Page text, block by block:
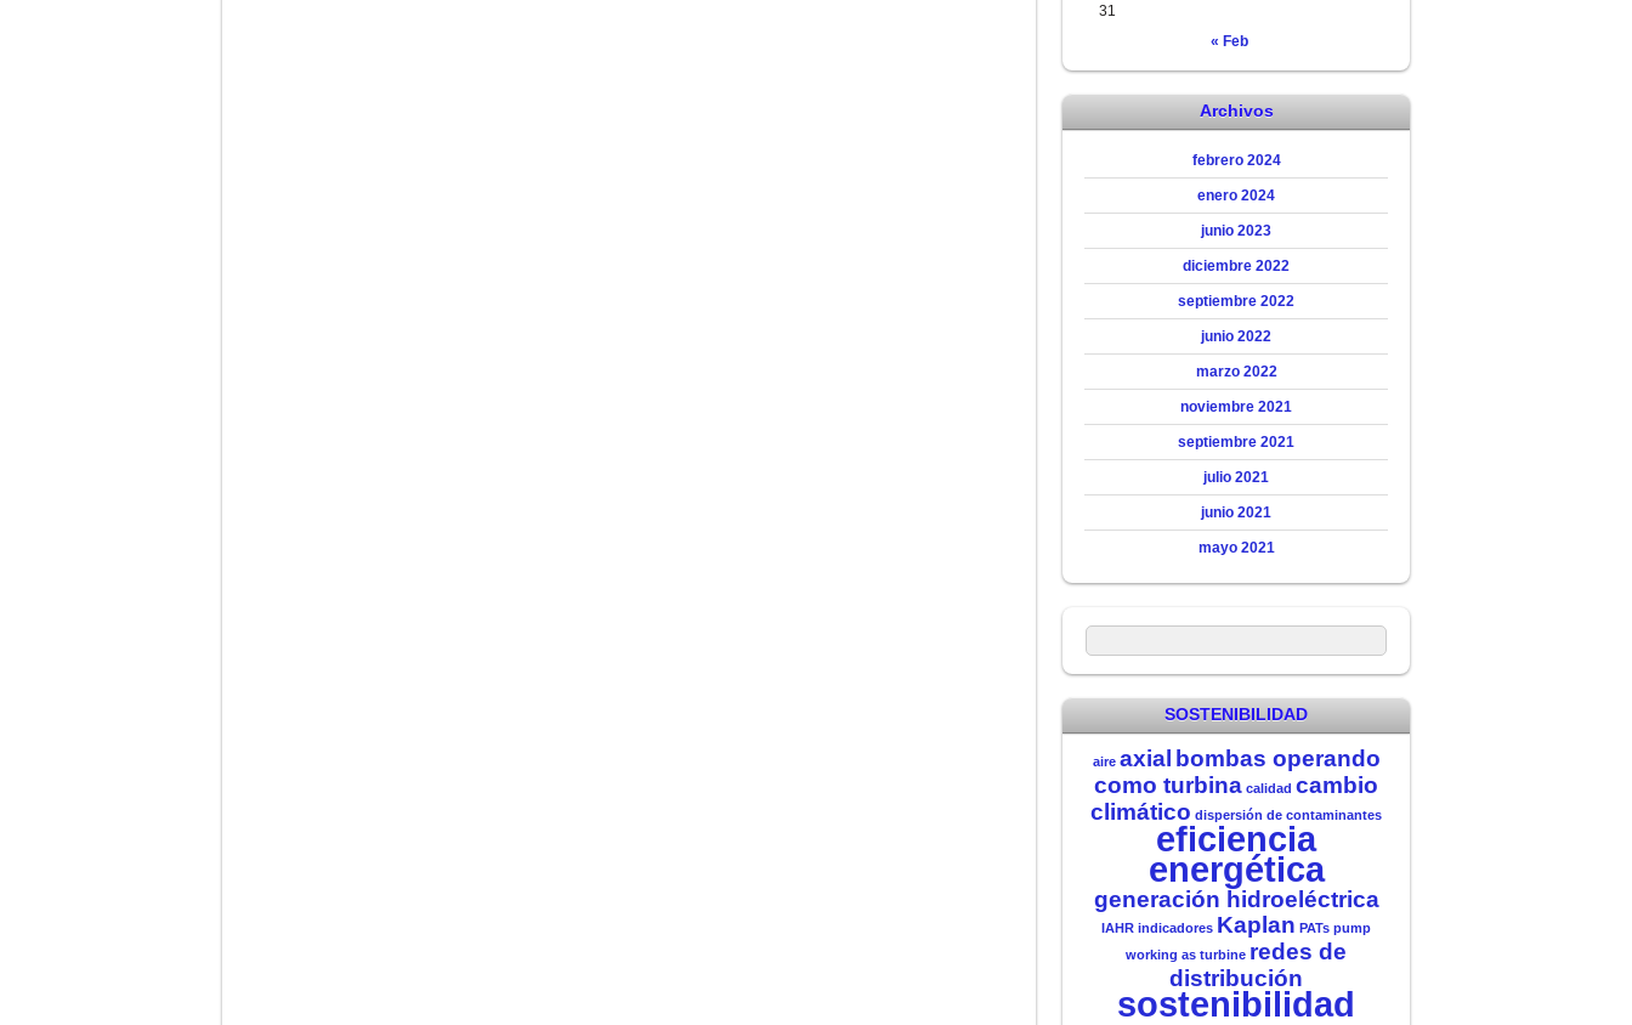
31
« Feb
Archivos
febrero 2024
enero 2024
junio 2023
diciembre 2022
septiembre 2022
junio 2022
marzo 2022
noviembre 2021
septiembre 2021
julio 2021
junio 2021
mayo 2021
SOSTENIBILIDAD
aire axial bombas operando
como turbina calidad cambio
climático dispersión de contaminantes
eficiencia
energética
generación hidroeléctrica
IAHR indicadores Kaplan PATs pump
working as turbine redes de
distribución
sostenibilidad